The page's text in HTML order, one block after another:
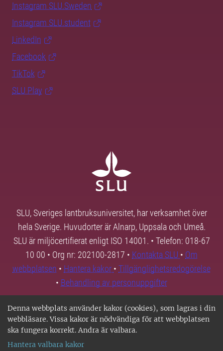
Denna webbplats använder kakor (cookies), som lagras i din
webbläsare. Vissa kakor är nödvändiga för att webbplatsen
ska fungera korrekt. Andra är valbara.
Hantera valbara kakor
Instagram SLU.Sweden
Instagram SLU.student
LinkedIn
Facebook
TikTok
SLU Play
SLU, Sveriges lantbruksuniversitet, har verksamhet över
hela Sverige. Huvudorter är Alnarp, Uppsala och Umeå.
SLU är miljöcertifierat enligt ISO 14001. • Telefon: 018-67
10 00 • Org nr: 202100-2817 • Kontakta SLU • Om
webbplatsen • Hantera kakor • Tillgänglighetsredogörelse
• Behandling av personuppgifter